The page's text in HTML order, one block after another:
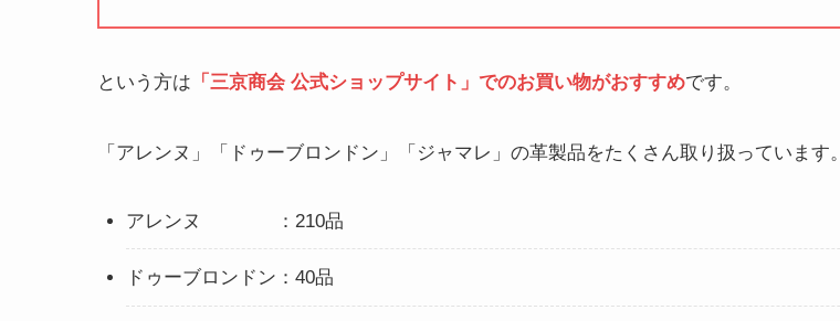
という方は 「三京商会 公式ショップサイト」でのお買い物がおすすめです。
「アレンヌ」「ドゥーブロンドン」「ジャマレ」の革製品をたくさん取り扱っています。
アレンヌ ：210品
ドゥーブロンドン：40品